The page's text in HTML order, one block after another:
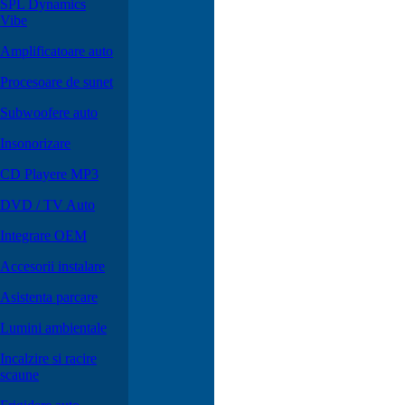
SPL Dynamics
Vibe
Amplificatoare auto
Procesoare de sunet
Subwoofere auto
Insonorizare
CD Playere MP3
DVD / TV Auto
Integrare OEM
Accesorii instalare
Asistenta parcare
Lumini ambientale
Incalzire si racire
scaune